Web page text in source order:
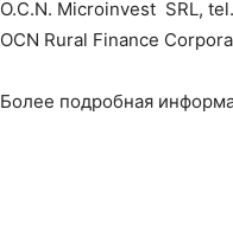
O.C.N. Microinvest SRL,
OCN Rural Finance
Более подробная